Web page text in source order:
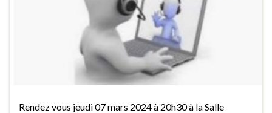
Rendez vous jeudi 07 mars 2024 à 20h30 à la Salle